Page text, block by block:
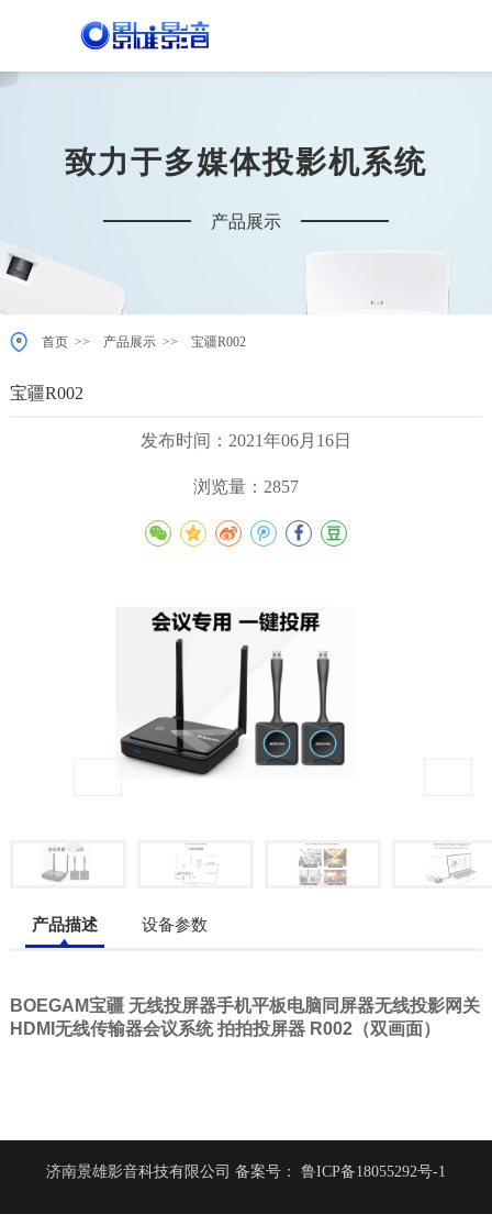
致力于多媒体投影机系统
产品展示
首页 >> 产品展示 >> 宝疆R002
宝疆R002
发布时间：2021年06月16日
浏览量：2857
产品描述 设备参数
BOEGAM宝疆 无线投屏器手机平板电脑同屏器无线投影网关
HDMI无线传输器会议系统 拍拍投屏器 R002（双画面）
济南景雄影音科技有限公司 备案号： 鲁ICP备18055292号-1